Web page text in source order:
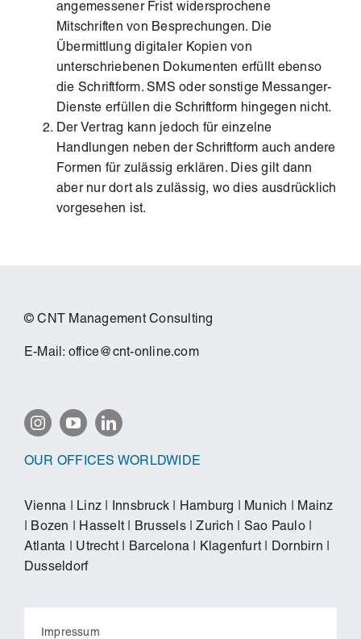
angemessener Frist widersprochene
Mitschriften von Besprechungen. Die
Übermittlung digitaler Kopien von
unterschriebenen Dokumenten erfüllt ebenso
die Schriftform. SMS oder sonstige Messanger-
Dienste erfüllen die Schriftform hingegen nicht.
Der Vertrag kann jedoch für einzelne
Handlungen neben der Schriftform auch andere
Formen für zulässig erklären. Dies gilt dann
aber nur dort als zulässig, wo dies ausdrücklich
vorgesehen ist.
© CNT Management Consulting
E-Mail: office@cnt-online.com
OUR OFFICES WORLDWIDE
Vienna | Linz | Innsbruck | Hamburg | Munich | Mainz
| Bozen | Hasselt | Brussels|Zurich | Sao Paulo|
Atlanta | Utrecht | Barcelona | Klagenfurt | Dornbirn |
Dusseldorf
Impressum